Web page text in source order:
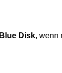
Blue Disk, wenn